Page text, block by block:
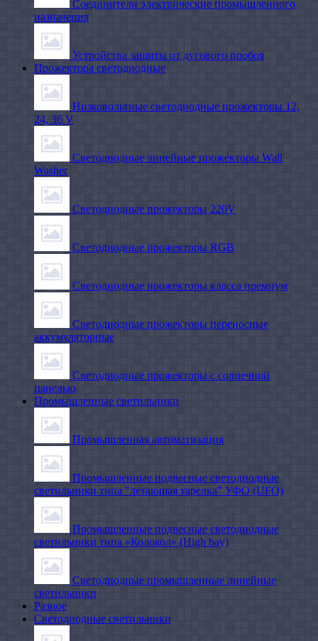
Соединители электрические промышленного
назначения
Устройства защиты от дугового пробоя
Прожектора светодиодные
Низковольтные светодиодные прожекторы 12,
24, 36 V
Светодиодные линейные прожекторы Wall
Washer
Светодиодные прожекторы 220V
Светодиодные прожекторы RGB
Светодиодные прожекторы класса премиум
Светодиодные прожекторы переносные
аккумуляторные
Светодиодные прожекторы с солнечной
панелью
Промышленные светильники
Промышленная автоматизация
Промышленные подвесные cветодиодные
светильники типа "летающая тарелка" УФО (UFO)
Промышленные подвесные cветодиодные
светильники типа «Колокол» (High bay)
Светодиодные промышленные линейные
светильники
Разное
Светодиодные светильники